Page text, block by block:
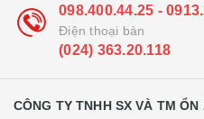
098.400.44.25 -
Điện thoại bàn
(024) 363.20.118
CÔNG TY TNHH SX VÀ TM